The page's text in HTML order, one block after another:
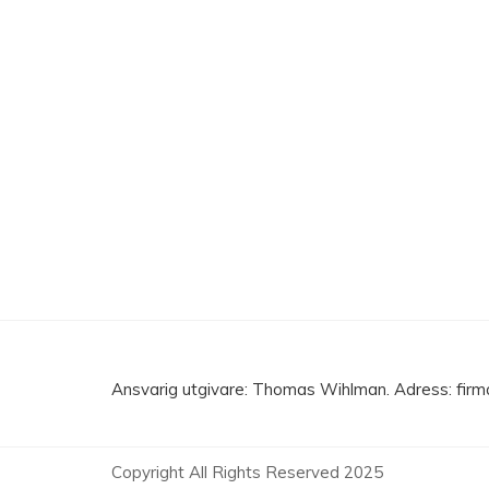
Ansvarig utgivare: Thomas Wihlman. Adress:
Copyright All Rights Reserved 2025